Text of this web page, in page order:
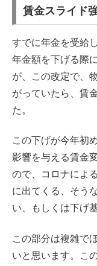
賃金スライド
すでに年金を受給
年金額を下げる際
が、この改定で、
がっていたら、賃
た。
この下げが今年初
影響を与える賃金
ので、コロナによ
に出てくる、そう
い、もしくは下げ
この部分は複雑で
いと思います。こ